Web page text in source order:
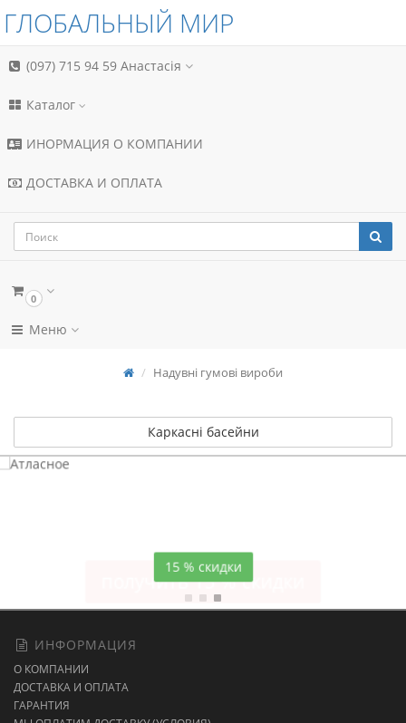
ГЛОБАЛЬНЫЙ МИР
(097) 715 94 59 Анастасія
Каталог
ИНОРМАЦИЯ О КОМПАНИИ
ДОСТАВКА И ОПЛАТА
0
Меню
Надувні гумові вироби
Каркасні басейни
15 % скидки
ИНФОРМАЦИЯ
О КОМПАНИИ
ДОСТАВКА И ОПЛАТА
ГАРАНТИЯ